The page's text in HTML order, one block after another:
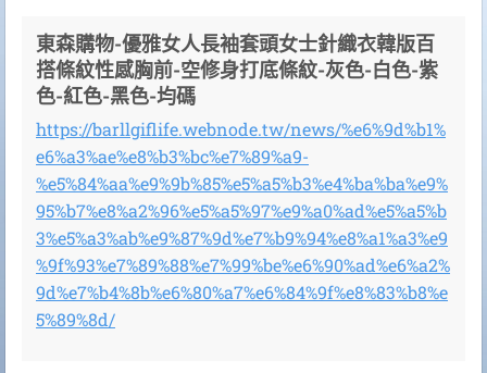
東森購物-優雅女人長袖套頭女士針織衣韓版百
搭條紋性感胸前-空修身打底條紋-灰色-白色-紫
色-紅色-黑色-均碼
https://barllgiflife.webnode.tw/news/%e6%9d%b1%
e6%a3%ae%e8%b3%bc%e7%89%a9-
%e5%84%aa%e9%9b%85%e5%a5%b3%e4%ba%ba%e9%
95%b7%e8%a2%96%e5%a5%97%e9%a0%ad%e5%a5%b
3%e5%a3%ab%e9%87%9d%e7%b9%94%e8%a1%a3%e9
%9f%93%e7%89%88%e7%99%be%e6%90%ad%e6%a2%
9d%e7%b4%8b%e6%80%a7%e6%84%9f%e8%83%b8%e
5%89%8d/